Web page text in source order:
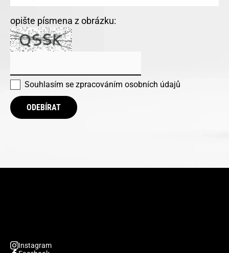
opište písmena z obrázku:
Souhlasím se zpracováním osobních údajů
ODEBÍRAT
Instagram